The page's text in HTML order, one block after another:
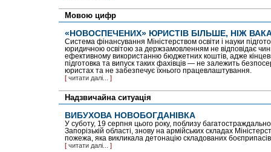
Мовою цифр
«НОВОСПЕЧЕНИХ» ЮРИСТІВ БІЛЬШЕ, НІЖ
Система фінансування Міністерством освіти і науки
юридичною освітою за держзамовленням не відповідає
ефективному використанню бюджетних коштів, адже
підготовка та випуск таких фахівців — не залежить
юристах та не забезпечує їхнього працевлаштування.
[ читати далі... ]
Надзвичайна ситуація
ВИБУХОВА НОВОБОГДАНІВКА
У суботу, 19 серпня цього року, поблизу
Запорізькій області, знову на армійських складах
пожежа, яка викликала детонацію складованих
[ читати далі... ]